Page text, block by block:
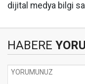
dijital medya bilgi
HABERE